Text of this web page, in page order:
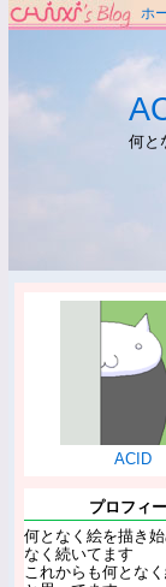
ホ
何と
ACID
プロフィ
何となく絵を描き
なく続いてます
これからも何とな